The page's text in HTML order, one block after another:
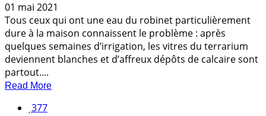
01 mai 2021
Tous ceux qui ont une eau du robinet particulièrement
dure à la maison connaissent le problème : après
quelques semaines d’irrigation, les vitres du terrarium
deviennent blanches et d’affreux dépôts de calcaire sont
partout....
Read More
377